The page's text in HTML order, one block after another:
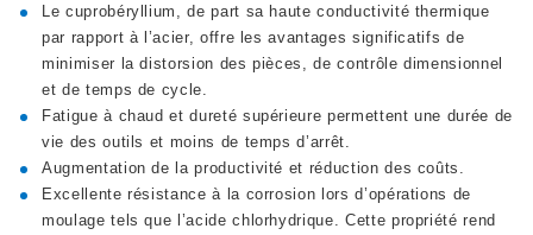
Le cuprobéryllium, de part sa haute conductivité thermique
par rapport à l’acier, offre les avantages significatifs de
minimiser la distorsion des pièces, de contrôle dimensionnel
et de temps de cycle.
Fatigue à chaud et dureté supérieure permettent une durée de
vie des outils et moins de temps d’arrêt.
Augmentation de la productivité et réduction des coûts.
Excellente résistance à la corrosion lors d’opérations de
moulage tels que l’acide chlorhydrique. Cette propriété rend